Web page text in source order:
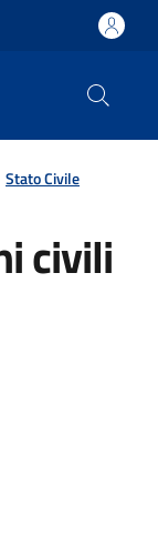
Stato Civile
civili